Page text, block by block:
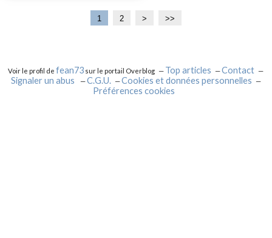
1 2 > >>
Voir le profil defean73 sur le portail Overblog Top articles
Contact
Signaler un abus
C.G.U.
Cookies et données personnelles
Préférences cookies